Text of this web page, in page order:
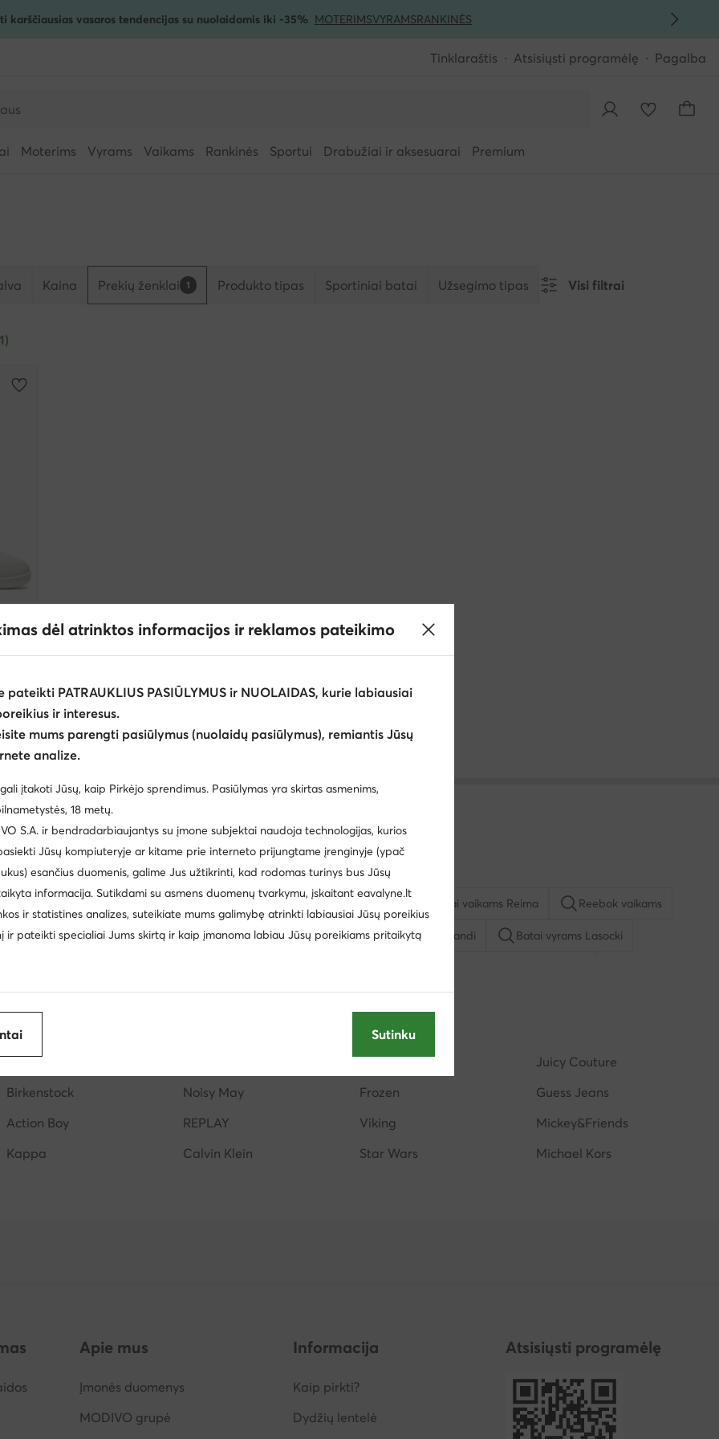
karščiausias vasaros tendencijas su nuolaidomis iki -35% MOTERIMSVYRAMSRANKINĖS
Tinklaraštis Atsisiųsti programėlę Pagalba
Moterims Vyrams Vaikams Rankinės Sportui Drabužiai ir aksesuarai Premium
Kaina Prekių ženklai 1 Produkto tipas Sportiniai batai Užsegimo tipas Visi filtrai
Batai vaikams Nike Šlepetės vyrams Reebok vyrams Batai vaikams Reima Reebok vaikams
laisvalaikio batai vyrams Aeronautica Militare Žemi laisvalaikio batai vyrams Sprandi Batai vyrams Lasocki
Clara Barson Reebok
Juicy Couture
Birkenstock Noisy May Frozen
Guess Jeans
Action Boy REPLAY Viking
Mickey&Friends
Kappa Calvin Klein Star Wars Michael Kors
Apie mus
Įmonės duomenys
MODIVO grupė
Informacija
Kaip pirkti?
Dydžių lentelė
Atsisiųsti programėlę
dėl atrinktos informacijos ir reklamos pateikimo
pateikti PATRAUKLIUS PASIŪLYMUS ir NUOLAIDAS, kurie labiausiai
ir interesus.
mums parengti pasiūlymus (nuolaidų pasiūlymus), remiantis Jūsų
analize.
įtakoti Jūsų, kaip Pirkėjo sprendimus. Pasiūlymas yra skirtas asmenims,
18 metų.
S.A. ir bendradarbiaujantys su įmone subjektai naudoja technologijas, kurios
Jūsų kompiuteryje ar kitame prie interneto prijungtame įrenginyje (ypač
esančius duomenis, galime Jus užtikrinti, kad rodomas turinys bus Jūsų
informacija. Sutikdami su asmens duomenų tvarkymu, įskaitant eavalyne.lt
ir statistines analizes, suteikiate mums galimybę atrinkti labiausiai Jūsų poreikius
ir pateikti specialiai Jums skirtą ir kaip įmanoma labiau Jūsų poreikiams pritaikytą
Sutinku